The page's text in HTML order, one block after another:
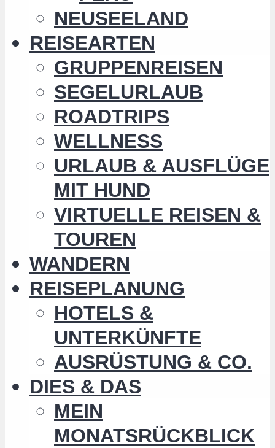
NEUSEELAND
REISEARTEN
GRUPPENREISEN
SEGELURLAUB
ROADTRIPS
WELLNESS
URLAUB & AUSFLÜGE
MIT HUND
VIRTUELLE REISEN &
TOUREN
WANDERN
REISEPLANUNG
HOTELS &
UNTERKÜNFTE
AUSRÜSTUNG & CO.
DIES & DAS
MEIN
MONATSRÜCKBLICK